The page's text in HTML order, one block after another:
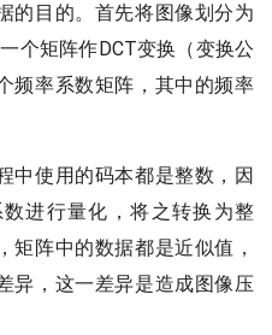
的目的。首先将图像划分为
个矩阵作DCT变换（变换公
频率系数矩阵，其中的频率
中使用的码本都是整数，因
进行量化，将之转换为整
矩阵中的数据都是近似值，
异，这一差异是造成图像压